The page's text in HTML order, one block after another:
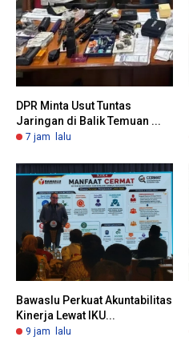
DPR Minta Usut Tuntas
Jaringan di Balik Temuan ...
7 jam lalu
Bawaslu Perkuat Akuntabilitas
Kinerja Lewat IKU...
9 jam lalu